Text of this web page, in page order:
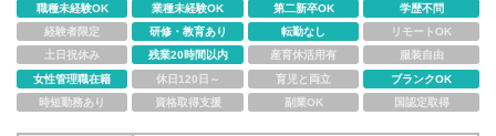
職種未経験OK 業種未経験OK 第二新卒OK
学歴不問
経験者限定
研修・教育あり 転勤なし
リモートOK
土日祝休み
残業20時間以内 産育休活用有
服装自由
女性管理職在籍
休日120日～ 育児と両立
ブランクOK
時短勤務あり
資格取得支援 副業OK 国認定取得